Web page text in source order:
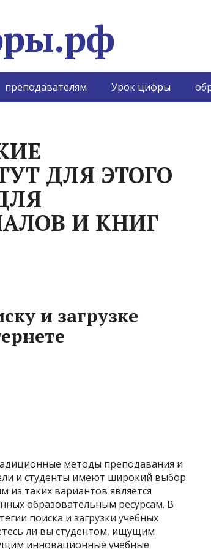
преподавателям Урок цифры
ДЛЯ ЭТОГО
И КНИГ
и загрузке
методы преподавания и
и студенты имеют широкий выбор
таких вариантов является
образовательным ресурсам. В
поиска и загрузки учебных
ли вы студентом, ищущим
инновационные учебные